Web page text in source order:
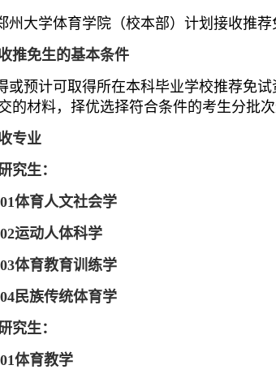
州大学体育学院（校本部）计划接收推荐
推免生的基本条件
或预计可取得所在本科毕业学校推荐免
的材料，择优选择符合条件的考生分批次
专业
究生：
体育人文社会学
运动人体科学
体育教育训练学
民族传统体育学
究生：
体育教学